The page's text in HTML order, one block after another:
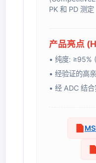
PK 和 PD 测定
产品亮点
• 纯度: ≥95%
• 经验证的高
• 经 ADC 结